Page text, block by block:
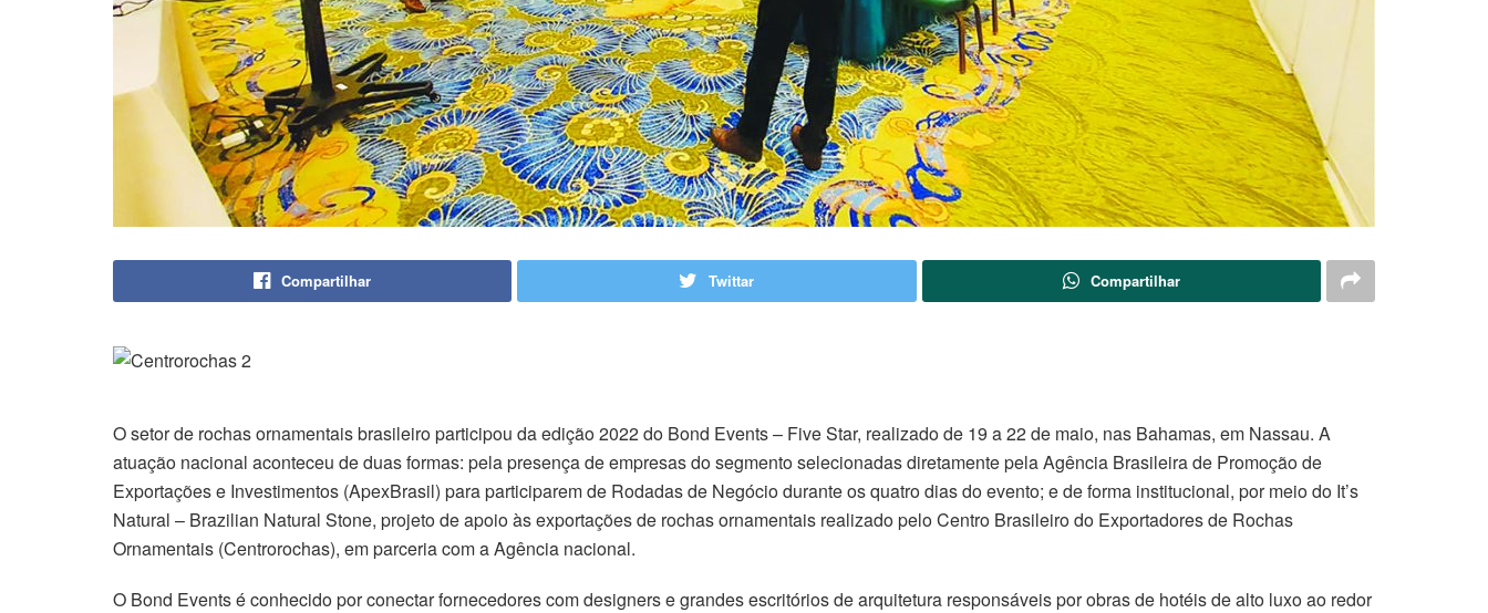
Compartilhar Twittar Compartilhar
O setor de rochas ornamentais brasileiro participou da edição 2022 do Bond Events – Five Star, realizado de 19 a 22 de maio, nas Bahamas, em Nassau. A
atuação nacional aconteceu de duas formas: pela presença de empresas do segmento selecionadas diretamente pela Agência Brasileira de Promoção de
Exportações e Investimentos (ApexBrasil) para participarem de Rodadas de Negócio durante os quatro dias do evento; e de forma institucional, por meio do It’s
Natural – Brazilian Natural Stone, projeto de apoio às exportações de rochas ornamentais realizado pelo Centro Brasileiro do Exportadores de Rochas
Ornamentais (Centrorochas), em parceria com a Agência nacional.
O Bond Events é conhecido por conectar fornecedores com designers e grandes escritórios de arquitetura responsáveis por obras de hotéis de alto luxo ao redor